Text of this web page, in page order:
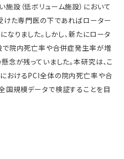
設（低ボリューム施設）において
けた専門医の下であればローター
なりました。しかし、新たにロータ
で院内死亡率や合併症発生率が増
念が残っていました。本研究は、こ
おけるPCI全体の院内死亡率や合
国規模データで検証することを目